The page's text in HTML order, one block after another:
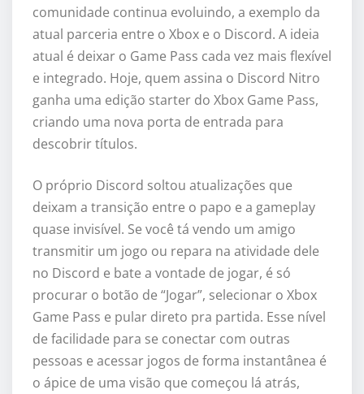
comunidade continua evoluindo, a exemplo da
atual parceria entre o Xbox e o Discord. A ideia
atual é deixar o Game Pass cada vez mais flexível
e integrado. Hoje, quem assina o Discord Nitro
ganha uma edição starter do Xbox Game Pass,
criando uma nova porta de entrada para
descobrir títulos.
O próprio Discord soltou atualizações que
deixam a transição entre o papo e a gameplay
quase invisível. Se você tá vendo um amigo
transmitir um jogo ou repara na atividade dele
no Discord e bate a vontade de jogar, é só
procurar o botão de “Jogar”, selecionar o Xbox
Game Pass e pular direto pra partida. Esse nível
de facilidade para se conectar com outras
pessoas e acessar jogos de forma instantânea é
o ápice de uma visão que começou lá atrás,